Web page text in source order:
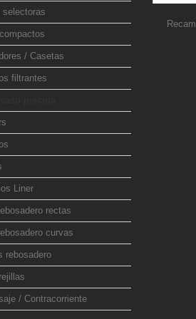
/ Casetas
filtrantes
Liner
rectas
curvas
rebosadero
/ Contracorriente